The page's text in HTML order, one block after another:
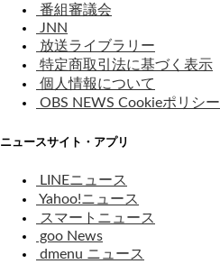
番組審議会
JNN
放送ライブラリー
特定商取引法に基づく表示
個人情報について
OBS NEWS Cookieポリシー
ニュースサイト・アプリ
LINEニュース
Yahoo!ニュース
スマートニュース
goo News
dmenu ニュース